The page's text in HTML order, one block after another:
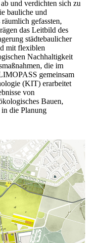
und verdichten sich zu
bauliche und
gefassten,
das Leitbild des
städtebaulicher
mit flexiblen
Nachhaltigkeit
die im
gemeinsam
(KIT) erarbeitet
von
Bauen,
die Planung